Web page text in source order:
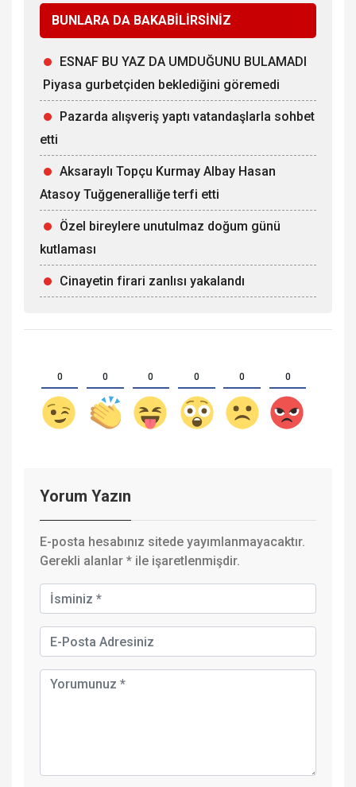
BUNLARA DA BAKABİLİRSİNİZ
ESNAF BU YAZ DA UMDUĞUNU BULAMADI
Piyasa gurbetçiden beklediğini göremedi
Pazarda alışveriş yaptı vatandaşlarla sohbet
etti
Aksaraylı Topçu Kurmay Albay Hasan
Atasoy Tuğgeneralliğe terfi etti
Özel bireylere unutulmaz doğum günü
kutlaması
Cinayetin firari zanlısı yakalandı
0 0 0 0 0 0
Yorum Yazın
E-posta hesabınız sitede yayımlanmayacaktır.
Gerekli alanlar * ile işaretlenmişdir.